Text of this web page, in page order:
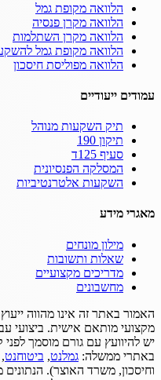
הלוואה מקופת גמל
הלוואה מקרן פנסיה
הלוואה מקרן השתלמות
הלוואה מקופת גמל
הלוואה מפוליסת חיסכון
עמודים ייעודיים
תיק השקעות מנוהל
תיקון 190
סעיף 125ד
המסלקה הפנסיונית
השקעות אלטרנטיביות
מאגרי מידע
מילון מונחים
שאלות ותשובות
מדריכים מקצועיים
מחשבונים
האמור באתר זה אינו מהווה
מקצועי מותאם אישית. ביצועי
יש להיוועץ עם גורם מוסמך
באתרי ממשלה: גמלנט, ביטוחנט,
וחיסכון, משרד האוצר).